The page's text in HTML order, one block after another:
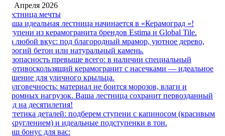
16 Апреля 2026
Лестница мечты
Ваша идеальная лестница начинается в «Керамоград »!
Ступени из керамогранита брендов Estima и Global Tile.
На любой вкус: под благородный мрамор, уютное дерево,
строгий бетон или натуральный камень.
Безопасность превыше всего: в наличии специальный
противоскользящий керамогранит с насечками — идеальное
решение для уличного крыльца.
Долговечность: материал не боится морозов, влаги и
огромных нагрузок. Ваша лестница сохранит первозданный
вид на десятилетия!
Эстетика деталей: подберем ступени с капиносом (красивым
закруглением) и идеальные подступенки в тон.
Наш бонус для вас: